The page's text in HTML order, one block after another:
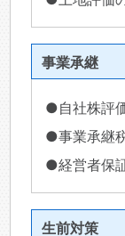
事業承継
●自社株評
●事業承継
●経営者保
生前対策